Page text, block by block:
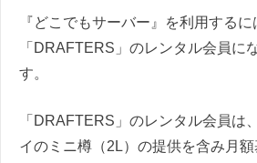
『どこでもサーバー』を利用する
「DRAFTERS」のレンタル会員に
す。
「DRAFTERS」のレンタル会員は
イのミニ樽（2L）の提供を含み月